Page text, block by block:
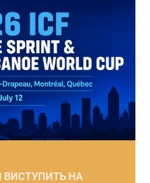
ВИСТУПИТЬ НА